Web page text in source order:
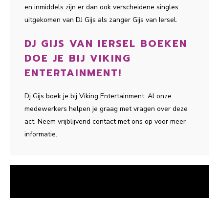
en inmiddels zijn er dan ook verscheidene singles
uitgekomen van DJ Gijs als zanger Gijs van Iersel.
DJ GIJS VAN IERSEL BOEKEN
DOE JE BIJ VIKING
ENTERTAINMENT!
Dj Gijs boek je bij Viking Entertainment. Al onze
medewerkers helpen je graag met vragen over deze
act. Neem vrijblijvend contact met ons op voor meer
informatie.